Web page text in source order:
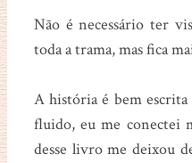
Não é necessário ter
toda a trama, mas fica
A história é bem
fluido, eu me conectei
desse livro me deixou